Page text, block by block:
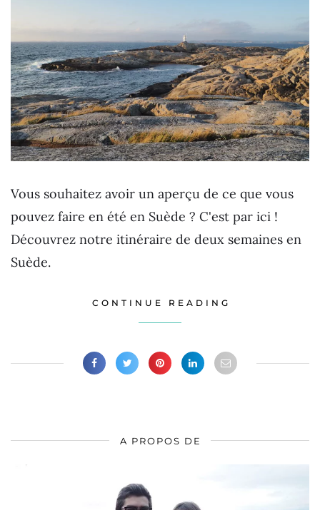
Vous souhaitez avoir un aperçu de ce que vous
pouvez faire en été en Suède ? C'est par ici !
Découvrez notre itinéraire de deux semaines en
Suède.
CONTINUE READING
A PROPOS DE